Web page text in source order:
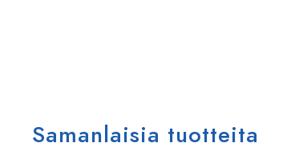
Samanlaisia tuotteita